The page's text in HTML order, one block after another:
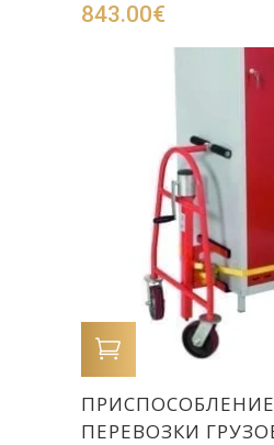
843.00€
В КОРЗИНУ
ПЕРЕВОЗКИ